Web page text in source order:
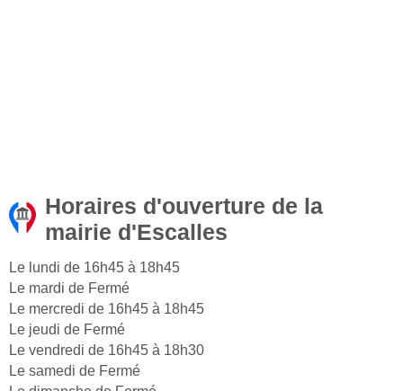
Horaires d'ouverture de la
mairie d'Escalles
Le lundi de 16h45 à 18h45
Le mardi de Fermé
Le mercredi de 16h45 à 18h45
Le jeudi de Fermé
Le vendredi de 16h45 à 18h30
Le samedi de Fermé